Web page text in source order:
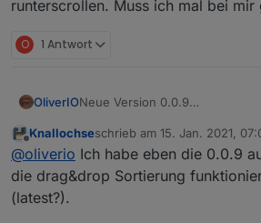
ihn findet.
übereinander bei kleineren
runterscrollen. Muss ich mal bei mir
O 1 Antwort
OliverIONeue Version 0.0.9
Knöpfen und der Datumsinfo.
Leider musste das HTML-
nochmal grundlegend geändert
Es gibt noch einen kleinen
Offline
Knallochseschrieb am 15. Jan. 2021,
zuletzt editiert von
@oliverio Ich habe eben die 0.0.9
die drag&drop Sortierung
(latest?).